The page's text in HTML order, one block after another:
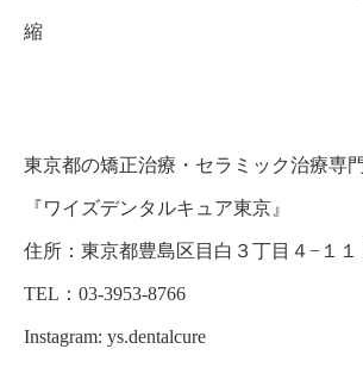
縮
東京都の矯正治療・セラミック治療専
『ワイズデンタルキュア東京 』
住所： 東京都豊島区目白３丁目４−１１
TEL：03-3953-8766
Instagram: ys.dentalcure